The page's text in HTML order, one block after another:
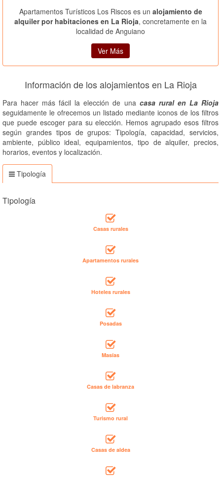
Apartamentos Turísticos Los Riscos es un alojamiento de
alquiler por habitaciones en La Rioja, concretamente en la
localidad de Anguiano
Ver Más
Información de los alojamientos en La Rioja
Para hacer más fácil la elección de una casa rural en La Rioja
seguidamente le ofrecemos un listado mediante iconos de los filtros
que puede escoger para su elección. Hemos agrupado esos filtros
según grandes tipos de grupos: Tipología, capacidad, servicios,
ambiente, público ideal, equipamientos, tipo de alquiler, precios,
horarios, eventos y localización.
Tipología
Tipología
Casas rurales
Apartamentos rurales
Hoteles rurales
Posadas
Masías
Casas de labranza
Turismo rural
Casas de aldea